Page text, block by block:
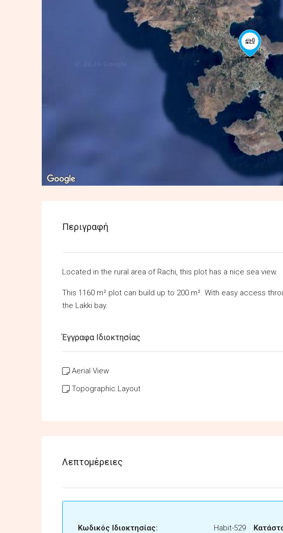
Περιγραφή
Located in the rural area of Rachi, this plot has a nice sea view.
This 1160 m² plot can build up to 200 m². With easy access
the Lakki bay.
Έγγραφα Ιδιοκτησίας
Aerial View
Topographic Layout
Λεπτομέρειες
Κωδικός Ιδιοκτησίας: Habit-529